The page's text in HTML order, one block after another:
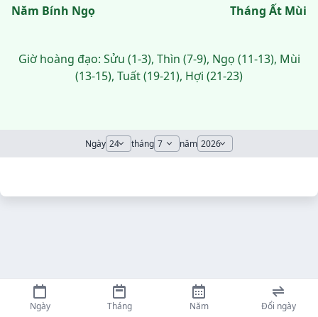
Năm Bính Ngọ
Tháng Ất Mùi
Giờ hoàng đạo: Sửu (1-3), Thìn (7-9), Ngọ (11-13), Mùi
(13-15), Tuất (19-21), Hợi (21-23)
Ngày tháng năm
Ngày Tháng Năm Đổi ngày